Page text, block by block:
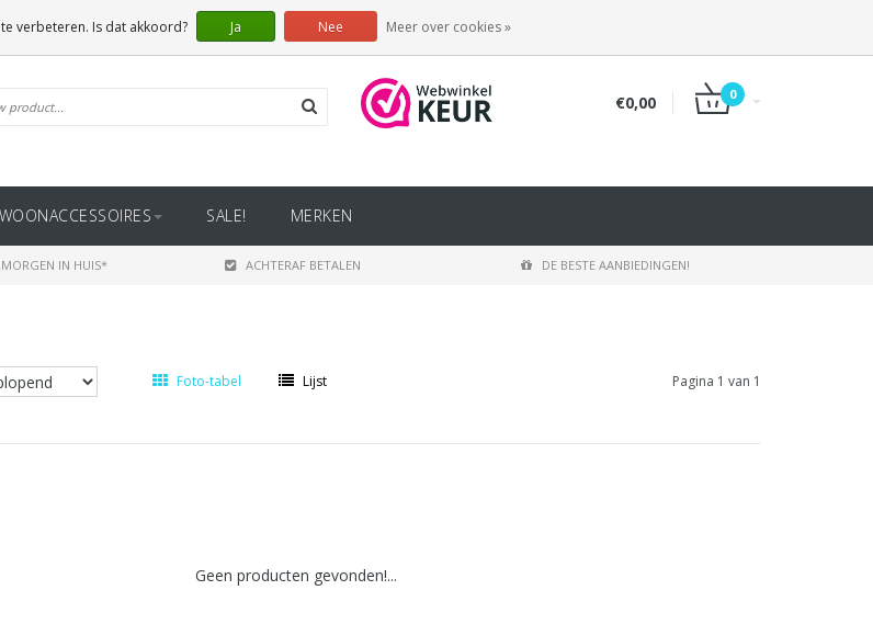
€0,00 0
WOONACCESSOIRES SALE! MERKEN
IN HUIS* ACHTERAF BETALEN DE BESTE AANBIEDINGEN!
Foto-tabel Lijst Pagina 1 van 1
Geen producten gevonden!...
verbeteren. Is dat akkoord? Ja Nee Meer over cookies »